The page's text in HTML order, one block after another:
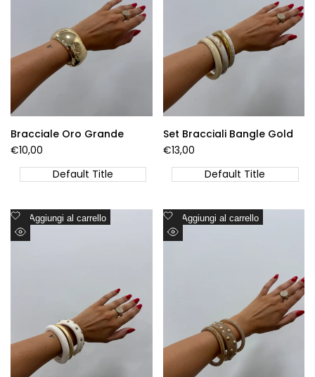
Bracciale Oro Grande
Prezzo
vendita
€10,00
Default Title
Set Bracciali Bangle Gold
Prezzo
vendita
€13,00
Default Title
Aggiungi al carrello
Aggiungi
alla
Aggiungi al carrello
Aggiungi
alla